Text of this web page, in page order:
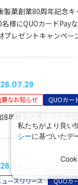
製菓創業80周年記念
様にQUOカードPay
プレゼントキャンペー
要なお知らせ QUOカー
8年熊本地震に伴う商
ースリリース QUOカ
私たちがより良い
シーに基づいたデ